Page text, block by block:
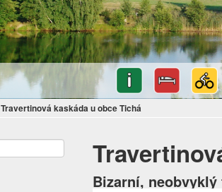
Travertinová kaskáda u obce Tichá
Bizarní,